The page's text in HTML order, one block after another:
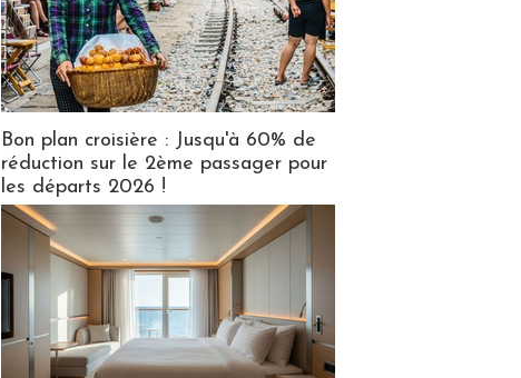
Bon plan croisière : Jusqu'à 60% de
réduction sur le 2ème passager pour
les départs 2026 !